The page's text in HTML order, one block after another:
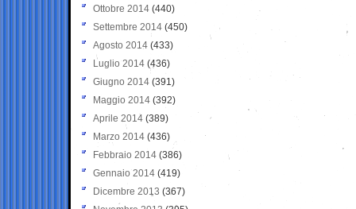
Ottobre 2014 (440)
Settembre 2014 (450)
Agosto 2014 (433)
Luglio 2014 (436)
Giugno 2014 (391)
Maggio 2014 (392)
Aprile 2014 (389)
Marzo 2014 (436)
Febbraio 2014 (386)
Gennaio 2014 (419)
Dicembre 2013 (367)